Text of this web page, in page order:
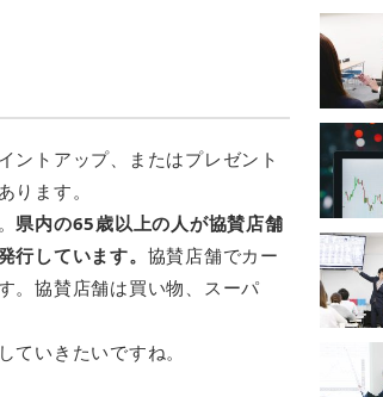
ントアップ、またはプレゼント
ります。
県内の65歳以上の人が協賛店舗
しています。 協賛店舗でカー
。協賛店舗は買い物、スーパ
いきたいですね。